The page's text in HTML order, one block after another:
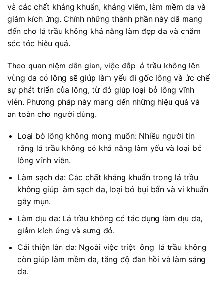
và các chất kháng khuẩn, kháng viêm, làm mềm da và
giảm kích ứng. Chính những thành phần này đã mang
đến cho lá trầu không khả năng làm đẹp da và chăm
sóc tóc hiệu quả.
Theo quan niệm dân gian, việc đắp lá trầu không lên
vùng da có lông sẽ giúp làm yếu đi gốc lông và ức chế
sự phát triển của lông, từ đó giúp loại bỏ lông vĩnh
viễn. Phương pháp này mang đến những hiệu quả và
an toàn cho người dùng.
Loại bỏ lông không mong muốn: Nhiều người tin
rằng lá trầu không có khả năng làm yếu và loại bỏ
lông vĩnh viễn.
Làm sạch da: Các chất kháng khuẩn trong lá trầu
không giúp làm sạch da, loại bỏ bụi bẩn và vi khuẩn
gây mụn.
Làm dịu da: Lá trầu không có tác dụng làm dịu da,
giảm kích ứng và sưng đỏ.
Cải thiện làn da: Ngoài việc triệt lông, lá trầu không
còn giúp làm mềm da, tăng độ đàn hồi và làm sáng
da.